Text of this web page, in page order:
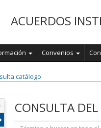
ACUERDOS
Convenios
catálogo
CONSULTA